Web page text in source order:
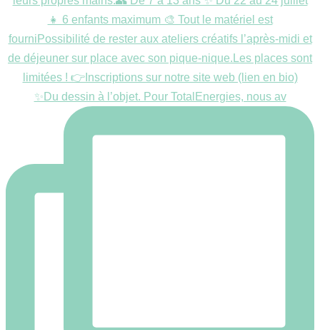
✨Du dessin à l’objet. Pour TotalEnergies, nous av